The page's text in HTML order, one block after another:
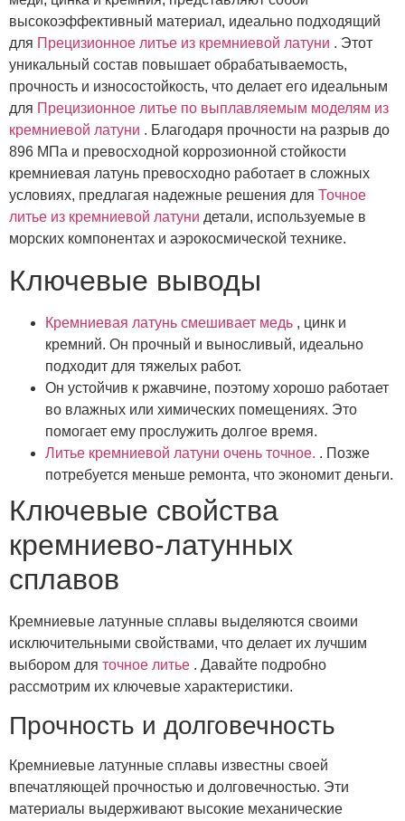
высокоэффективный материал, идеально подходящий
для Прецизионное литье из кремниевой латуни . Этот
уникальный состав повышает обрабатываемость,
прочность и износостойкость, что делает его идеальным
для Прецизионное литье по выплавляемым моделям из
кремниевой латуни . Благодаря прочности на разрыв до
896 МПа и превосходной коррозионной стойкости
кремниевая латунь превосходно работает в сложных
условиях, предлагая надежные решения для Точное
литье из кремниевой латуни детали, используемые в
морских компонентах и ​​аэрокосмической технике.
Ключевые выводы
Кремниевая латунь смешивает медь , цинк и
кремний. Он прочный и выносливый, идеально
подходит для тяжелых работ.
Он устойчив к ржавчине, поэтому хорошо работает
во влажных или химических помещениях. Это
помогает ему прослужить долгое время.
Литье кремниевой латуни очень точное. . Позже
потребуется меньше ремонта, что экономит деньги.
Ключевые свойства
кремниево-латунных
сплавов
Кремниевые латунные сплавы выделяются своими
исключительными свойствами, что делает их лучшим
выбором для точное литье . Давайте подробно
рассмотрим их ключевые характеристики.
Прочность и долговечность
Кремниевые латунные сплавы известны своей
впечатляющей прочностью и долговечностью. Эти
материалы выдерживают высокие механические